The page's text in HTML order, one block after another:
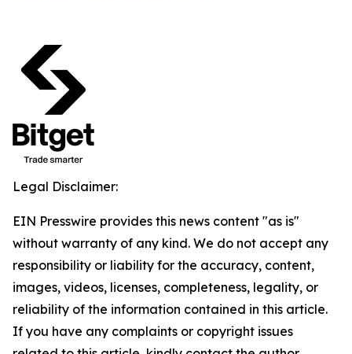
Legal Disclaimer:
EIN Presswire provides this news content "as is"
without warranty of any kind. We do not accept any
responsibility or liability for the accuracy, content,
images, videos, licenses, completeness, legality, or
reliability of the information contained in this article.
If you have any complaints or copyright issues